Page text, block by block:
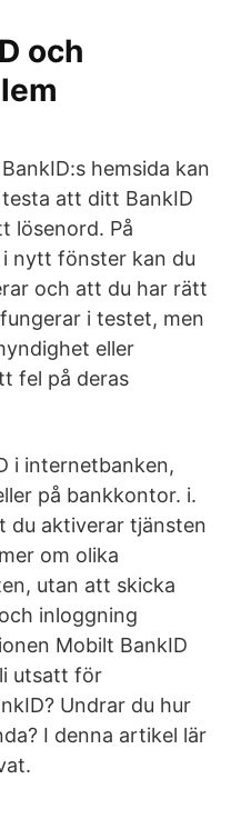
och
BankID:s hemsida kan
testa att ditt BankID
lösenord. På
i nytt fönster kan du
och att du har rätt
i testet, men
eller
fel på deras
i internetbanken,
på bankkontor. i.
du aktiverar tjänsten
om olika
utan att skicka
inloggning
Mobilt BankID
utsatt för
Undrar du hur
I denna artikel lär